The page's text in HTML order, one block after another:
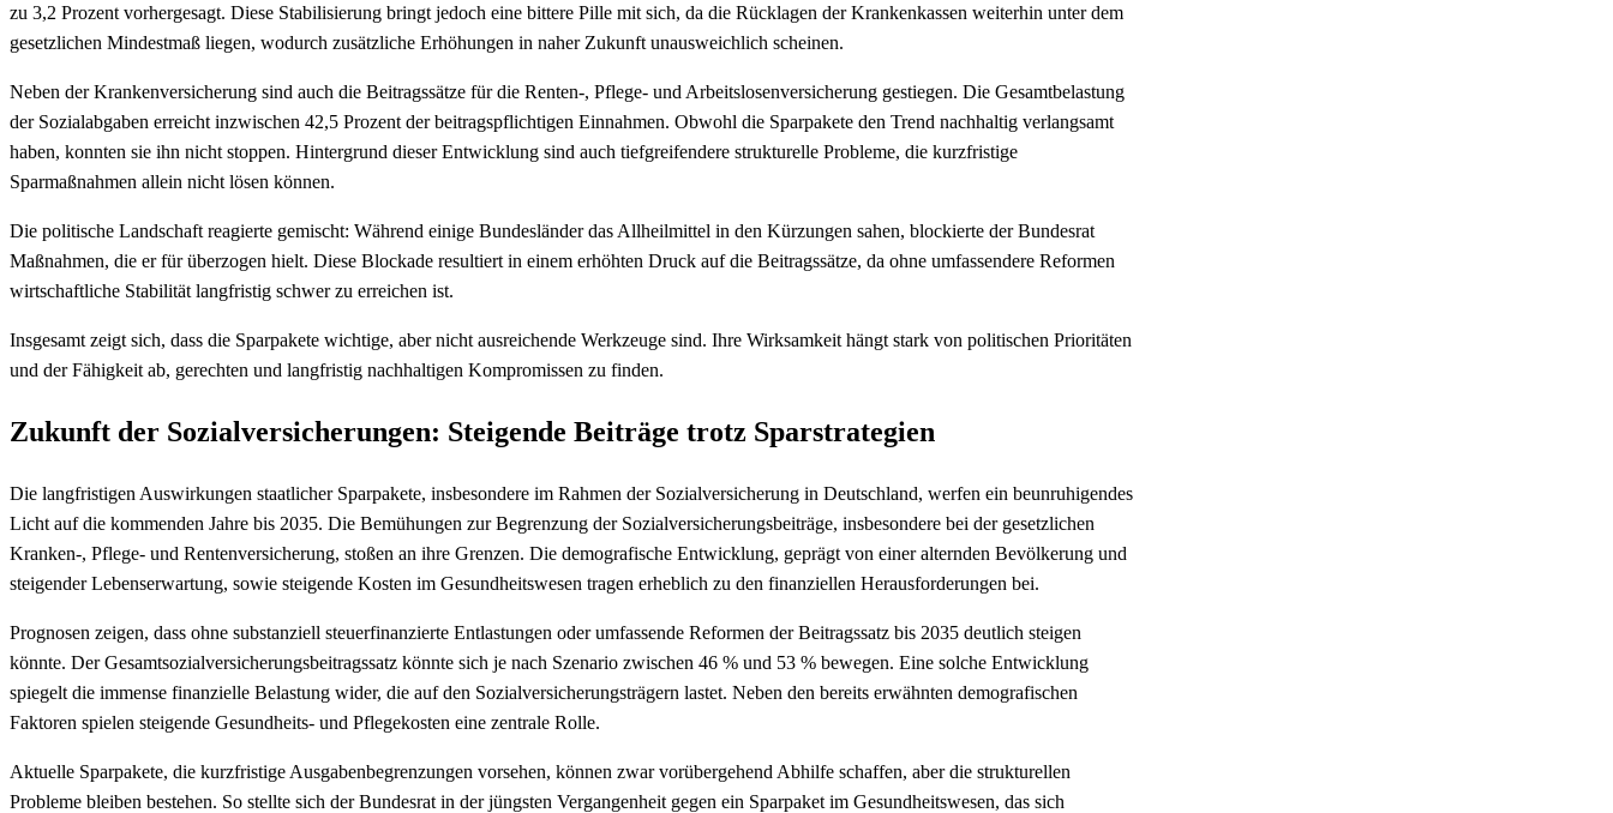
zu 3,2 Prozent vorhergesagt. Diese Stabilisierung bringt jedoch eine bittere Pille mit sich, da die Rücklagen der Krankenkassen weiterhin unter dem
gesetzlichen Mindestmaß liegen, wodurch zusätzliche Erhöhungen in naher Zukunft unausweichlich scheinen.
Neben der Krankenversicherung sind auch die Beitragssätze für die Renten-, Pflege- und Arbeitslosenversicherung gestiegen. Die Gesamtbelastung
der Sozialabgaben erreicht inzwischen 42,5 Prozent der beitragspflichtigen Einnahmen. Obwohl die Sparpakete den Trend nachhaltig verlangsamt
haben, konnten sie ihn nicht stoppen. Hintergrund dieser Entwicklung sind auch tiefgreifendere strukturelle Probleme, die kurzfristige
Sparmaßnahmen allein nicht lösen können.
Die politische Landschaft reagierte gemischt: Während einige Bundesländer das Allheilmittel in den Kürzungen sahen, blockierte der Bundesrat
Maßnahmen, die er für überzogen hielt. Diese Blockade resultiert in einem erhöhten Druck auf die Beitragssätze, da ohne umfassendere Reformen
wirtschaftliche Stabilität langfristig schwer zu erreichen ist.
Insgesamt zeigt sich, dass die Sparpakete wichtige, aber nicht ausreichende Werkzeuge sind. Ihre Wirksamkeit hängt stark von politischen Prioritäten
und der Fähigkeit ab, gerechten und langfristig nachhaltigen Kompromissen zu finden.
Zukunft der Sozialversicherungen: Steigende Beiträge trotz Sparstrategien
Die langfristigen Auswirkungen staatlicher Sparpakete, insbesondere im Rahmen der Sozialversicherung in Deutschland, werfen ein beunruhigendes
Licht auf die kommenden Jahre bis 2035. Die Bemühungen zur Begrenzung der Sozialversicherungsbeiträge, insbesondere bei der gesetzlichen
Kranken-, Pflege- und Rentenversicherung, stoßen an ihre Grenzen. Die demografische Entwicklung, geprägt von einer alternden Bevölkerung und
steigender Lebenserwartung, sowie steigende Kosten im Gesundheitswesen tragen erheblich zu den finanziellen Herausforderungen bei.
Prognosen zeigen, dass ohne substanziell steuerfinanzierte Entlastungen oder umfassende Reformen der Beitragssatz bis 2035 deutlich steigen
könnte. Der Gesamtsozialversicherungsbeitragssatz könnte sich je nach Szenario zwischen 46 % und 53 % bewegen. Eine solche Entwicklung
spiegelt die immense finanzielle Belastung wider, die auf den Sozialversicherungsträgern lastet. Neben den bereits erwähnten demografischen
Faktoren spielen steigende Gesundheits- und Pflegekosten eine zentrale Rolle.
Aktuelle Sparpakete, die kurzfristige Ausgabenbegrenzungen vorsehen, können zwar vorübergehend Abhilfe schaffen, aber die strukturellen
Probleme bleiben bestehen. So stellte sich der Bundesrat in der jüngsten Vergangenheit gegen ein Sparpaket im Gesundheitswesen, das sich